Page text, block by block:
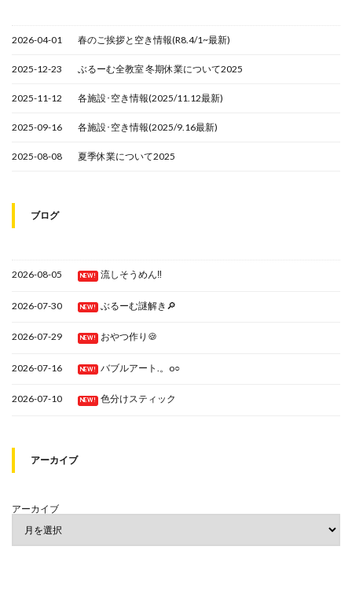
2026-04-01 春のご挨拶と空き情報(R8.4/1~最新)
2025-12-23 ぶるーむ全教室 冬期休業について2025
2025-11-12 各施設･空き情報(2025/11.12最新)
2025-09-16 各施設･空き情報(2025/9.16最新)
2025-08-08 夏季休業について2025
ブログ
2026-08-05 NEW! 流しそうめん‼
2026-07-30 NEW! ぶるーむ謎解き🔎
2026-07-29 NEW! おやつ作り🍪
2026-07-16 NEW! バブルアート.。o○
2026-07-10 NEW! 色分けスティック
アーカイブ
アーカイブ